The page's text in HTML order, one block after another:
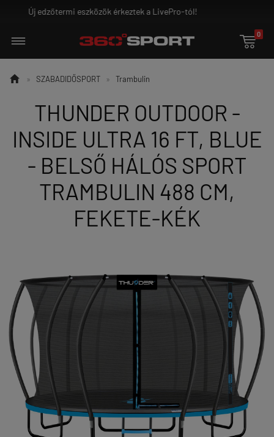
Ground Game - az igazi harcosoknak!

0
 » SZABADIDŐSPORT » Trambulin
THUNDER OUTDOOR -
INSIDE ULTRA 16 FT, BLUE
- BELSŐ HÁLÓS SPORT
TRAMBULIN 488 CM,
FEKETE-KÉK